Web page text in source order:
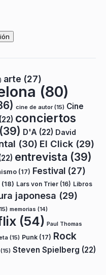
arte (27)
(80)
cine de autor(15) Cine
(22) conciertos
(39) D'A (22) David
(30) El Click (29)
entrevista (39)
(17) Festival (27)
(18) Lars von Trier (16) Libros
japonesa (29)
memorias (14)
(54) Paul Thomas
(15) Punk (17) Rock
(15) Steven Spielberg (22)